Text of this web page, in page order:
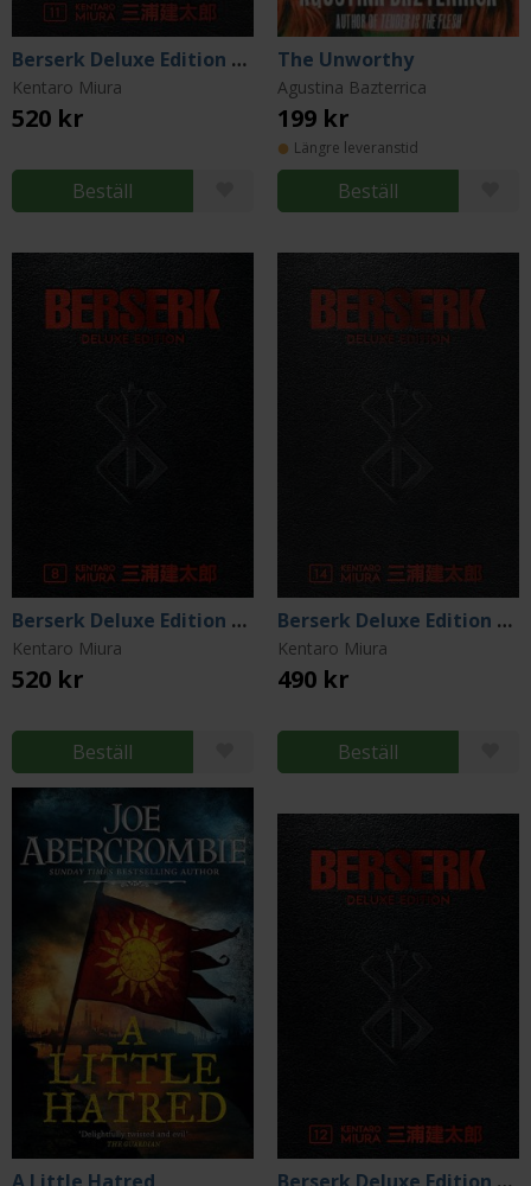
Berserk Deluxe Edition Vol 11
Kentaro Miura
520 kr
Beställ
The Unworthy
Agustina Bazterrica
199 kr
Längre leveranstid
Beställ
Berserk Deluxe Edition Vol 8
Kentaro Miura
520 kr
Beställ
Berserk Deluxe Edition Vol 14
Kentaro Miura
490 kr
Beställ